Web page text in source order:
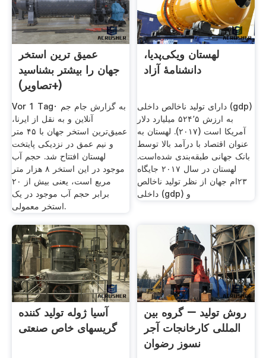
عمیق ترین استخر
جهان را بیشتر بشناسید
(+تصاویر)
Vor 1 Tag· به گزارش جام جم
آنلاین و به نقل از ایرنا،
عمیق‌ترین استخر جهان با ۴۵ متر
و نیم عمق در نزدیکی پایتخت
لهستان افتتاح شد. حجم آب
موجود در این استخر ۸ هزار متر
مربع است، یعنی بیش از ۲۰
برابر حجم آب موجود در یک
استخر معمولی.
لهستان ویکی‌پدیا،
دانشنامهٔ آزاد
دارای تولید ناخالص داخلی (gdp)
به ارزش ۵۲۴٬۵ میلیارد دلار
آمریکا است (۲۰۱۷). لهستان به
عنوان اقتصاد با درآمد بالا توسط
بانک جهانی طبقه‌بندی شده‌است.
لهستان در سال ۲۰۱۷ جایگاه
۲۳ام جهان از نظر تولید ناخالص
داخلی (gdp) و
آسیا ژوله تولید کننده
گریسهای خاص صنعتی
روش تولید – گروه بین
المللی کارخانجات آجر
نسوز رضوان